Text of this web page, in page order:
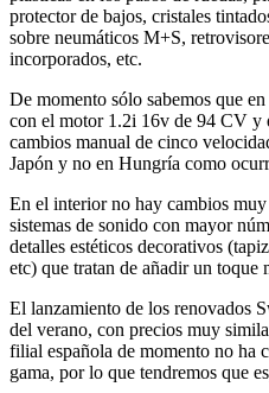
protector de bajos, cristales
sobre neumáticos M+S,
incorporados, etc.
De momento sólo sabemos que
con el motor 1.2i 16v de 94 CV y
cambios manual de cinco
Japón y no en Hungría como
En el interior no hay cambios
sistemas de sonido con mayor
detalles estéticos decorativos
etc) que tratan de añadir un toque
El lanzamiento de los renovados
del verano, con precios muy
filial española de momento no ha
gama, por lo que tendremos que